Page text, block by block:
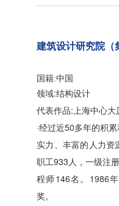
建筑设计研究院（
国籍:中国
领域:结构设计
代表作品:上海中心
·经过近50多年的积
实力、丰富的人力
职工933人，一级注
程师146名。1986
奖。